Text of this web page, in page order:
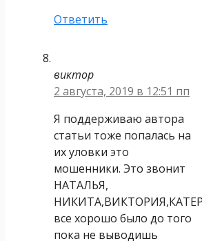
Ответить
виктор
2 августа, 2019 в 12:51 пп
Я поддерживаю автора
статьи тоже попалась на
их уловки это
мошенники. Это звонит
НАТАЛЬЯ,
все хорошо было до того
пока не выводишь